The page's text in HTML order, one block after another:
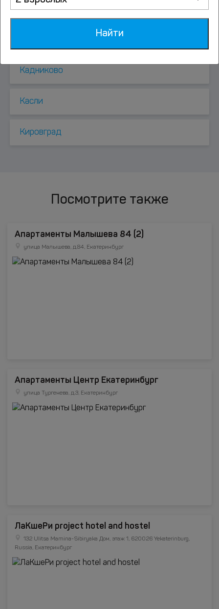
Гагарка
Кадниково
Касли
Кировград
Посмотрите также
Апартаменты Малышева 84 (2)
улица Малышева, д.84, Екатеринбург
Апартаменты Центр Екатеринбург
улица Тургенева, д.3, Екатеринбург
ЛаKшеРи project hotel and hostel
132 Ulitsa Mamina-Sibiryaka Дом, этаж 1, 620026 Yekaterinburg,
Russia, Екатеринбург
Найти